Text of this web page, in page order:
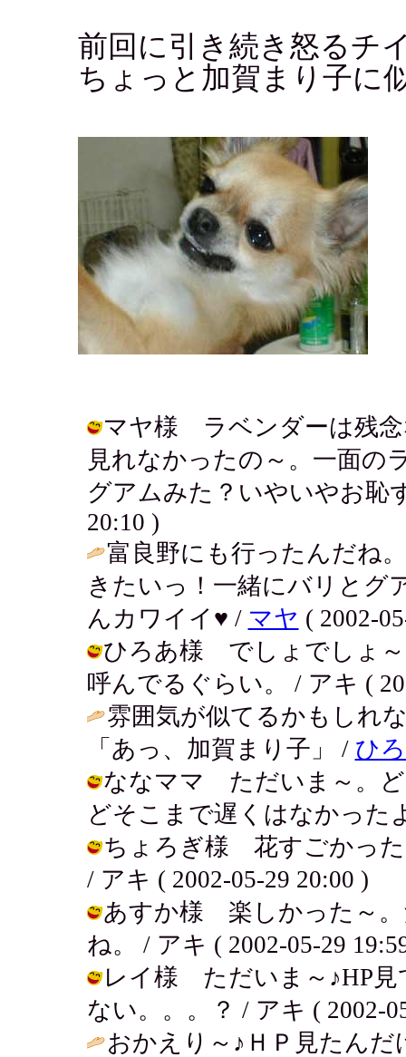
前回に引き続き怒るチ
ちょっと加賀まり子に
マヤ様 ラベンダーは残念
見れなかったの～。一面の
グアムみた？いやいやお恥
20:10 )
富良野にも行ったんだね
きたいっ！一緒にバリとグ
んカワイイ♥ / マヤ ( 2002-
ひろあ様 でしょでしょ～
呼んでるぐらい。 / アキ (
雰囲気が似てるかもしれ
「あっ、加賀まり子」 / ひ
ななママ ただいま～。
どそこまで遅くはなかった
ちょろぎ様 花すごかった
/ アキ ( 2002-05-29 20:00 )
あすか様 楽しかった～。
ね。 / アキ ( 2002-05-29
レイ様 ただいま～♪HP見
ない。。。？ / アキ ( 2002-
おかえり～♪ＨＰ見たん